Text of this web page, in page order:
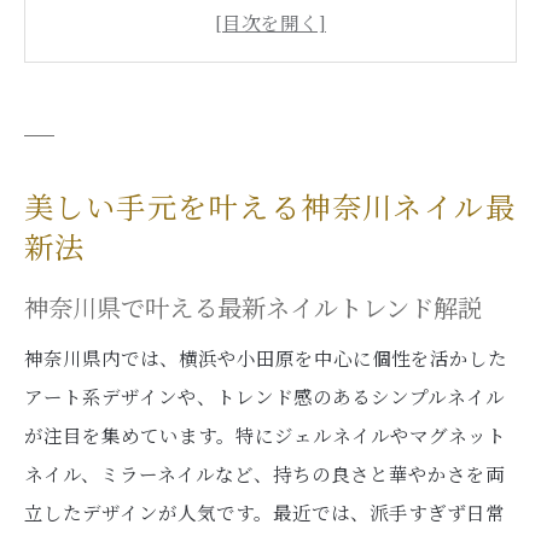
ネイルで指先を綺麗に魅せるテクニック集
安全性を考えた神奈川のネイル事情とは
指先を彩るトレンドネイルを神奈川県で体験
ト
ホットペッパーで探すネイルサロン活用術
ネイルサロン求人情報と選び方アドバイス
人気ネイリストが提案する旬カラーのコツ
セルフケア派にも人気の神奈川ネイル術
美しい手元を叶える神奈川ネイル最
新法
神奈川県で叶える最新ネイルトレンド解説
神奈川県内では、横浜や小田原を中心に個性を活かした
アート系デザインや、トレンド感のあるシンプルネイル
が注目を集めています。特にジェルネイルやマグネット
ネイル、ミラーネイルなど、持ちの良さと華やかさを両
立したデザインが人気です。最近では、派手すぎず日常